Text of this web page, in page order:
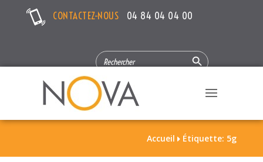
CONTACTEZ-NOUS 04 84 04 04 00
SEARCH
FOR:
Search Button
Accueil  Étiquette: 5g